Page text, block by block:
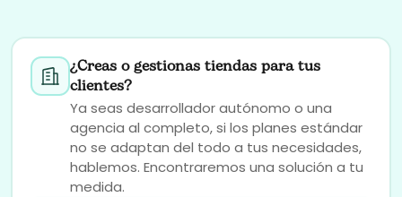
¿Creas o gestionas tiendas para tus
clientes?
Ya seas desarrollador autónomo o una
agencia al completo, si los planes estándar
no se adaptan del todo a tus necesidades,
hablemos. Encontraremos una solución a tu
medida.